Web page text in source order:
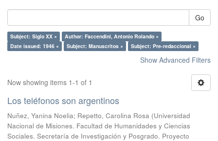
Go
Subject: Siglo XX ×
Author: Faccendini, Antonio Rolando ×
Date issued: 1946 ×
Subject: Manuscritos × Subject: Pre-redaccional ×
Show Advanced Filters
Now showing items 1-1 of 1
Los teléfonos son argentinos
Nuñez, Yanina Noelia; Repetto, Carolina Rosa (Universidad
Nacional de Misiones. Facultad de Humanidades y Ciencias
Sociales. Secretaría de Investigación y Posgrado. Proyecto